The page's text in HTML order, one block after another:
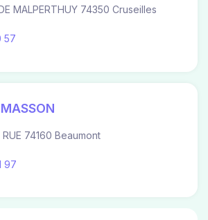
MALPERTHUY 74350 Cruseilles
57
RUE 74160 Beaumont
97